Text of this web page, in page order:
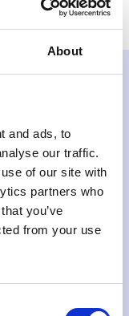
About
and ads, to
our traffic.
of our site with
partners who
you’ve
from your use
von vaylens. Am